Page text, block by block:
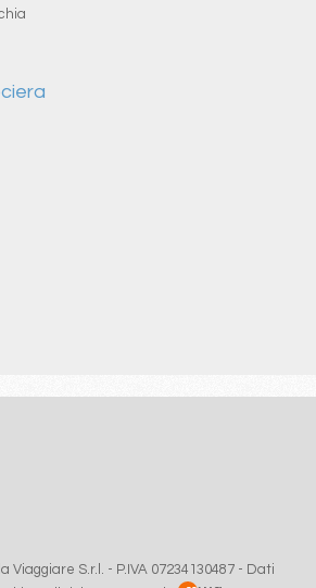
Viaggiare S.r.l. - P.IVA 07234130487 - Dati